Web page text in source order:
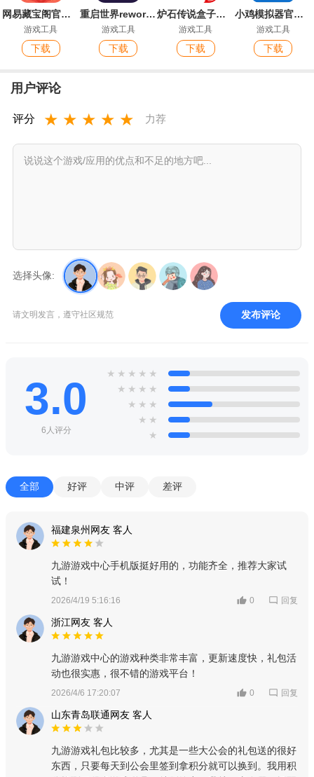
网易藏宝阁官方平台app
游戏工具
下载
重启世界reworld官方版
游戏工具
下载
炉石传说盒子安卓版
游戏工具
下载
小鸡模拟器官方版
游戏工具
下载
用户评论
评分 ★ ★ ★ ★ ★ 力荐
选择头像:
请文明发言，遵守社区规范 发布评论
3.0
6人评分
★ ★ ★ ★ ★
★ ★ ★ ★
★ ★ ★
★ ★
★
全部 好评 中评 差评
福建泉州网友 客人
九游游戏中心手机版挺好用的，功能齐全，推荐大家试
试！
2026/4/19 5:16:16 0 回复
浙江网友 客人
九游游戏中心的游戏种类非常丰富，更新速度快，礼包活
动也很实惠，很不错的游戏平台！
2026/4/6 17:20:07 0 回复
山东青岛联通网友 客人
九游游戏礼包比较多，尤其是一些大公会的礼包送的很好
东西，只要每天到公会里签到拿积分就可以换到。我用积